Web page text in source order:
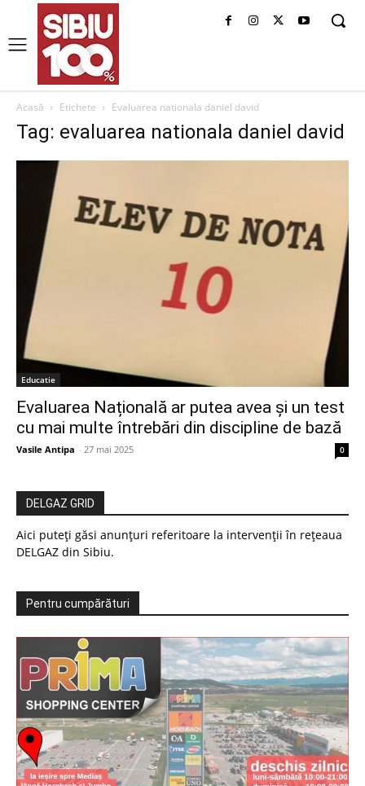
Acasă Etichete Evaluarea nationala daniel david
Tag: evaluarea nationala daniel david
Educatie
Evaluarea Națională ar putea avea și un test
cu mai multe întrebări din discipline de bază
Vasile Antipa - 27 mai 2025 0
DELGAZ GRID
Aici puteți găsi anunțuri referitoare la intervenții în rețeaua
DELGAZ din Sibiu.
Pentru cumpărături